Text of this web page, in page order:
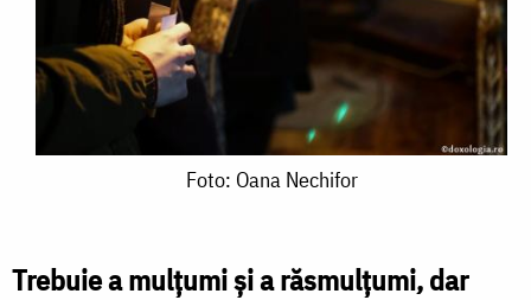
Foto: Oana Nechifor
Trebuie a mulțumi și a răsmulțumi, dar